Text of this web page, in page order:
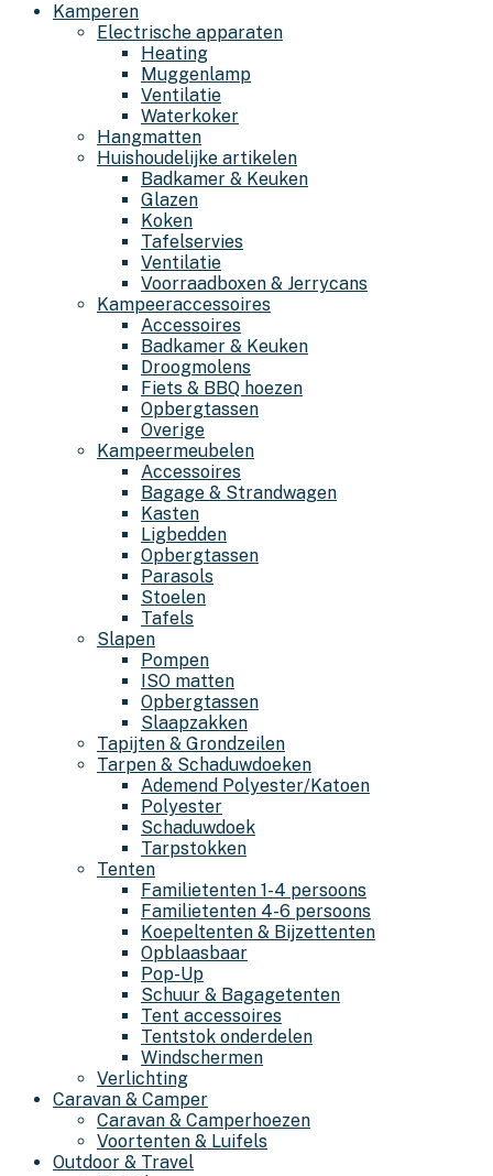
Kamperen
Electrische apparaten
Heating
Muggenlamp
Ventilatie
Waterkoker
Hangmatten
Huishoudelijke artikelen
Badkamer & Keuken
Glazen
Koken
Tafelservies
Ventilatie
Voorraadboxen & Jerrycans
Kampeeraccessoires
Accessoires
Badkamer & Keuken
Droogmolens
Fiets & BBQ hoezen
Opbergtassen
Overige
Kampeermeubelen
Accessoires
Bagage & Strandwagen
Kasten
Ligbedden
Opbergtassen
Parasols
Stoelen
Tafels
Slapen
Pompen
ISO matten
Opbergtassen
Slaapzakken
Tapijten & Grondzeilen
Tarpen & Schaduwdoeken
Ademend Polyester/Katoen
Polyester
Schaduwdoek
Tarpstokken
Tenten
Familietenten 1-4 persoons
Familietenten 4-6 persoons
Koepeltenten & Bijzettenten
Opblaasbaar
Pop-Up
Schuur & Bagagetenten
Tent accessoires
Tentstok onderdelen
Windschermen
Verlichting
Caravan & Camper
Caravan & Camperhoezen
Voortenten & Luifels
Outdoor & Travel